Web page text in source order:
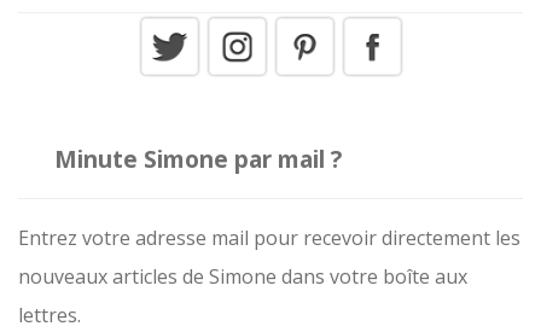
Minute Simone par mail ?
Entrez votre adresse mail pour recevoir directement les
nouveaux articles de Simone dans votre boîte aux
lettres.